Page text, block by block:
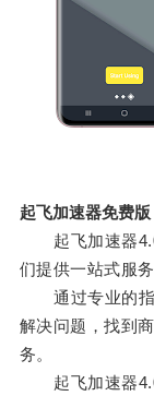
起飞加速器免费版
起飞加速器
们提供一站式服
通过专业的指
解决问题，找到
务。
起飞加速器